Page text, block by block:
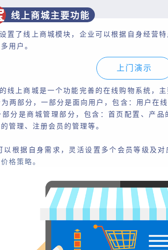
线上商城主要功能
置了线上商城模块，企业可以根据自身经营
用户。
上门演示
线上商城是一个功能完善的在线购物系统，
为两部分，一部分是面向用户，包含：用户在
部分是商城管理部分，包含：首页配置、产
管理、注册会员的管理等。
以根据自身需求，灵活设置多个会员等级及
价格策略。